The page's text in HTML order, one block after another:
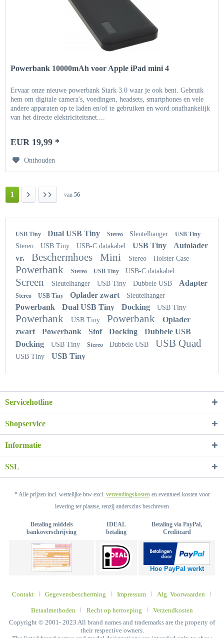
Powerbank 10000mAh voor Apple iPad mini 4
Ervaar onze nieuwe powerbank Stark 3.0 waar je ook bent. Gebruik
hem om digitale camera's, voedingen, headsets, smartphones en vele
andere apparaten op te laden en/of te gebruiken en word onafhankelijk
van het directe elektriciteitsnet....
EUR 19,99 *
Onthouden
1 van 56
USB Tiny Dual USB Tiny Stereo Sleutelhanger USB Tiny
Stereo USB Tiny USB-C datakabel USB Tiny
Autolader
vr.
Beschermhoes Mini Stereo Holster Case
Powerbank Stereo USB Tiny USB-C datakabel
Screen Sleutelhanger USB Tiny Dubbele USB Adapter
Stereo USB Tiny Oplader zwart Sleutelhanger
Powerbank Dual USB Tiny Docking USB Tiny
Powerbank USB Tiny Powerbank
Oplader
zwart
Powerbank Stof Docking
Dubbele USB
Docking
USB Tiny Stereo Dubbele USB USB Quad
USB Tiny USB Tiny
Servicehotline
Shopservice
Informatie
SSL
* Alle prijzen incl. wettelijke btw excl. verzendingskostenen eventueel kosten voor
levering ter plaatse, tenzij anderszins beschreven
Betaling middels
bankoverschrijving
IDEAL
betaling
Betaling via PayPal,
Creditcard
Hoe PayPal werkt
Contakt Gegevensbescherming Impressum Alg. Voorwaarden
Betaalmethoden Recht op herroeping
Verzendkosten
Copyright © 2001- 2023 All brand names and trademarks are the property of
their respective owners.